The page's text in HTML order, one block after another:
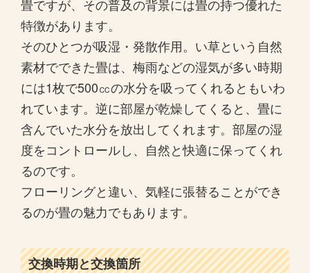
畳ですが、その普及の背景には畳の持つ優れた
特徴があります。
そのひとつが吸湿・発散作用。い草という自然
素材でできた畳は、梅雨などの湿気が多い時期
には1枚で500㏄の水分を吸ってくれるともいわ
れています。逆に部屋が乾燥してくると、畳に
含んでいた水分を放出してくれます。部屋の湿
度をコントロールし、自然と快適に保ってくれ
るのです。
フローリングと違い、気軽に張替ることができ
るのが畳の魅力でもあります。
交換時期と交換箇所